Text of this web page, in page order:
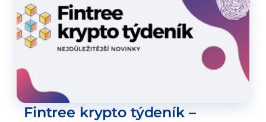
Fintree krypto týdeník –